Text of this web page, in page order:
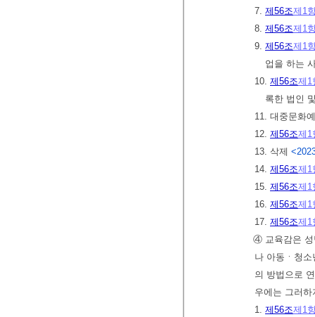
7. 제56조제1
8. 제56조제1
9. 제56조제1
업을 하는
10. 제56조제1
록한 법인
11. 대중문화
12. 제56조제1
13. 삭제
14. 제56조제1
15. 제56조제1
16. 제56조제1
17. 제56조제1
④ 교육감은 성
나 아동ㆍ청
의 방법으로
우에는 그러
1. 제56조제1